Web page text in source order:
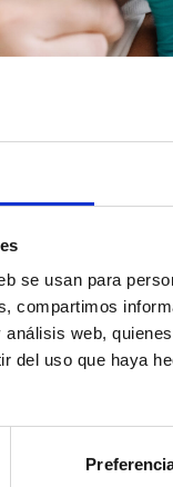
se usan para
compartimos
web,
del uso que haya
a
para el que se
las directrices